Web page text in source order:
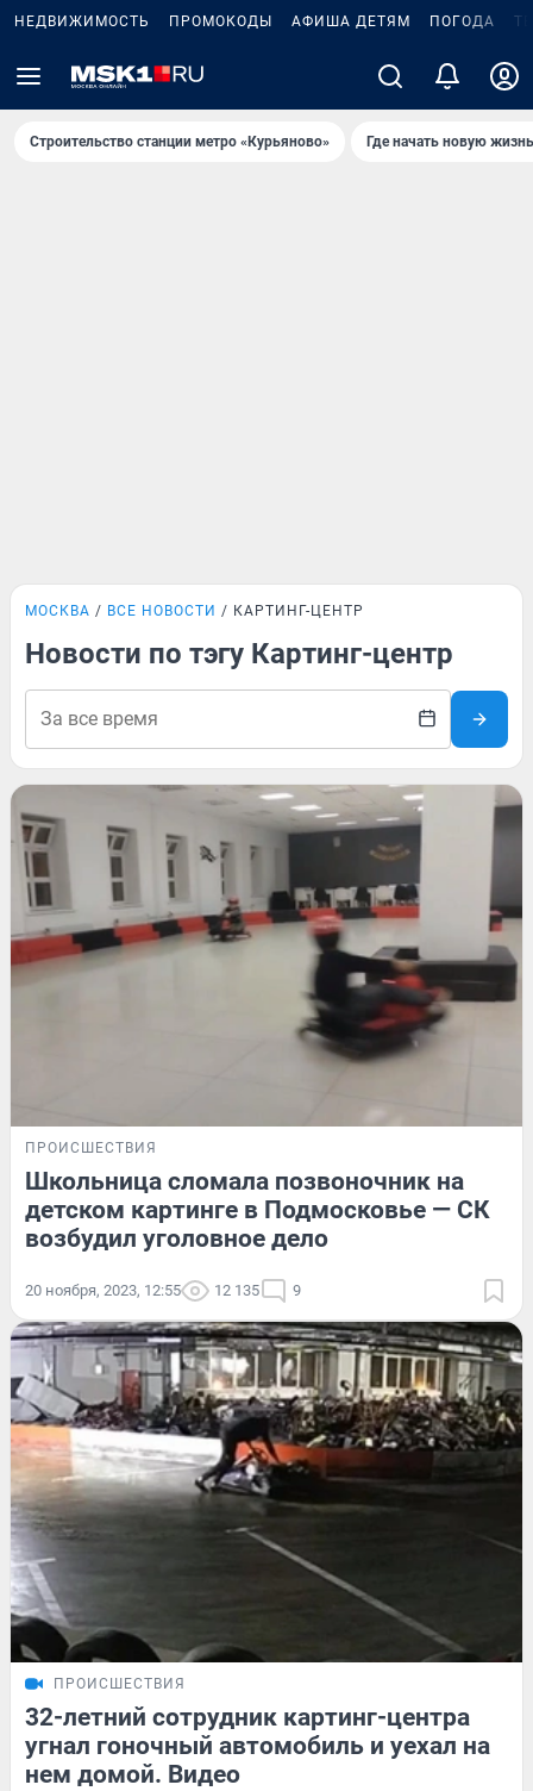
НЕДВИЖИМОСТЬ ПРОМОКОДЫ АФИША ДЕТЯМ ПОГОДА
Строительство станции метро «Курьяново» Где начать новую
МОСКВА ВСЕ НОВОСТИ КАРТИНГ-ЦЕНТР
Новости по тэгу Картинг-центр
ПРОИСШЕСТВИЯ
Школьница сломала позвоночник на
детском картинге в Подмосковье — СК
возбудил уголовное дело
20 ноября, 2023, 12:55 12 135 9
ПРОИСШЕСТВИЯ
32-летний сотрудник картинг-центра
угнал гоночный автомобиль и уехал на
нем домой. Видео